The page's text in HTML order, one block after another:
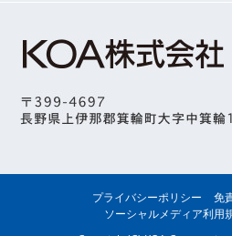
プライバシーポリシー 免
ソーシャルメディア利用